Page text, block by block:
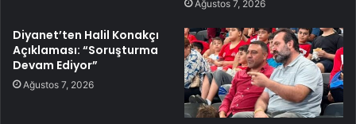
Ağustos 7, 2026
Diyanet’ten Halil Konakçı
Açıklaması: “Soruşturma
Devam Ediyor”
Ağustos 7, 2026